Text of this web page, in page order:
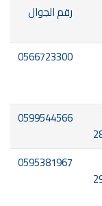
رقم الجوال
0566723300
0599544566
0595381967